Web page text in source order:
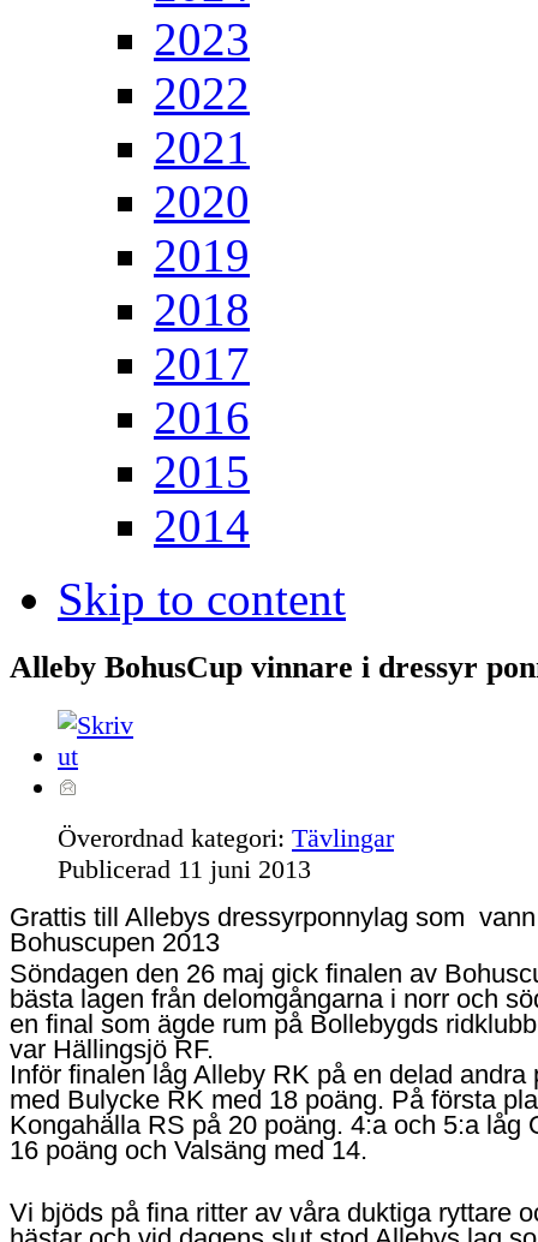
2023
2022
2021
2020
2019
2018
2017
2016
2015
2014
Skip to content
Alleby BohusCup vinnare i dressyr
Överordnad kategori: Tävlingar
Publicerad 11 juni 2013
Grattis till Allebys dressyrponnylag som vann
Bohuscupen 2013
Söndagen den 26 maj gick finalen av
bästa lagen från delomgångarna i norr och
en final som ägde rum på Bollebygds
var Hällingsjö RF.
Inför finalen låg Alleby RK på en delad andra
med Bulycke RK med 18 poäng. På första
Kongahälla RS på 20 poäng. 4:a och 5:a låg
16 poäng och Valsäng med 14.
Vi bjöds på fina ritter av våra duktiga ryttare